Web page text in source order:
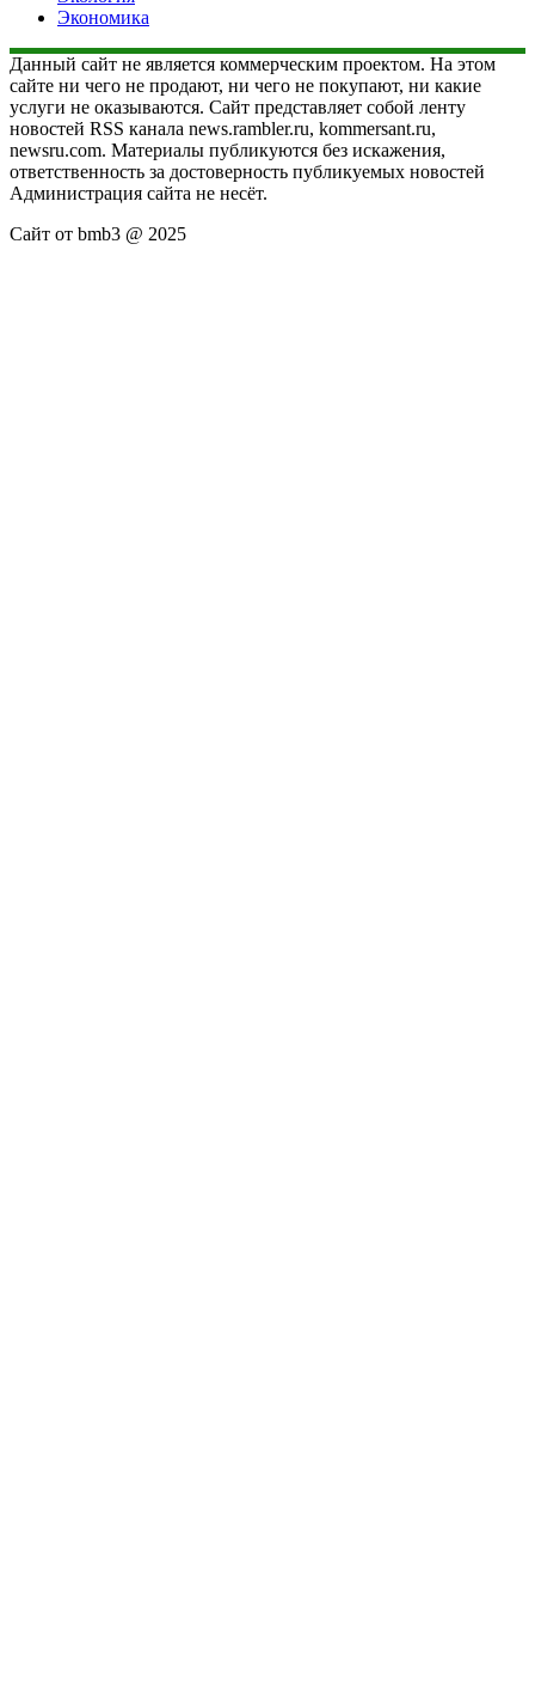
Экономика
Данный сайт не является коммерческим проектом. На этом
сайте ни чего не продают, ни чего не покупают, ни какие
услуги не оказываются. Сайт представляет собой ленту
новостей RSS канала news.rambler.ru, kommersant.ru,
newsru.com. Материалы публикуются без искажения,
ответственность за достоверность публикуемых новостей
Администрация сайта не несёт.
Сайт от bmb3 @ 2025